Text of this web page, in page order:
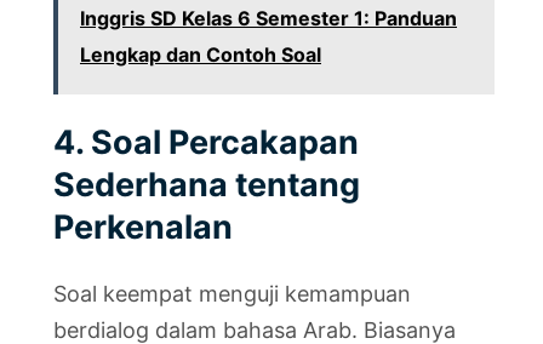
Inggris SD Kelas 6 Semester 1: Panduan
Lengkap dan Contoh Soal
4. Soal Percakapan
Sederhana tentang
Perkenalan
Soal keempat menguji kemampuan
berdialog dalam bahasa Arab. Biasanya